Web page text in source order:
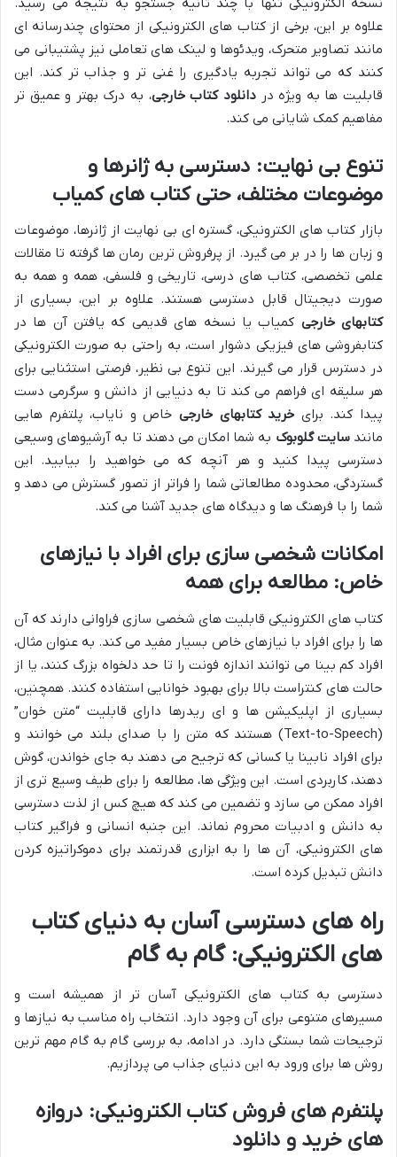
علاوه بر این، برخی از کتاب های الکترونیکی از محتوای چندرسانه ای
مانند تصاویر متحرک، ویدئوها و لینک های تعاملی نیز پشتیبانی می
کنند که می تواند تجربه یادگیری را غنی تر و جذاب تر کند. این
قابلیت ها به ویژه دردانلود کتاب خارجی، به درک بهتر و عمیق تر
مفاهیم کمک شایانی می کند.
تنوع بی نهایت: دسترسی به ژانرها و
موضوعات مختلف، حتی کتاب های کمیاب
بازار کتاب های الکترونیکی، گستره ای بی نهایت از ژانرها، موضوعات
و زبان ها را در بر می گیرد. از پرفروش ترین رمان ها گرفته تا مقالات
علمی تخصصی، کتاب های درسی، تاریخی و فلسفی، همه و همه به
صورت دیجیتال قابل دسترسی هستند. علاوه بر این، بسیاری از
کتابهای خارجی کمیاب یا نسخه های قدیمی که یافتن آن ها در
کتابفروشی های فیزیکی دشوار است، به راحتی به صورت الکترونیکی
در دسترس قرار می گیرند. این تنوع بی نظیر، فرصتی استثنایی برای
هر سلیقه ای فراهم می کند تا به دنیایی از دانش و سرگرمی دست
پیدا کند. برای خرید کتابهای خارجی خاص و نایاب، پلتفرم هایی
مانندسایت گلوبوک به شما امکان می دهند تا به آرشیوهای وسیعی
دسترسی پیدا کنید و هر آنچه که می خواهید را بیابید. این
گستردگی، محدوده مطالعاتی شما را فراتر از تصور گسترش می دهد و
شما را با فرهنگ ها و دیدگاه های جدید آشنا می کند.
امکانات شخصی سازی برای افراد با نیازهای
خاص: مطالعه برای همه
کتاب های الکترونیکی قابلیت های شخصی سازی فراوانی دارند که آن
ها را برای افراد با نیازهای خاص بسیار مفید می کند. به عنوان مثال،
افراد کم بینا می توانند اندازه فونت را تا حد دلخواه بزرگ کنند، یا از
حالت های کنتراست بالا برای بهبود خوانایی استفاده کنند. همچنین،
بسیاری از اپلیکیشن ها و ای ریدرها دارای قابلیت “متن خوان”
(Text-to-Speech) هستند که متن را با صدای بلند می خوانند و
برای افراد نابینا یا کسانی که ترجیح می دهند به جای خواندن، گوش
دهند، کاربردی است. این ویژگی ها، مطالعه را برای طیف وسیع تری از
افراد ممکن می سازد و تضمین می کند که هیچ کس از لذت دسترسی
به دانش و ادبیات محروم نماند. این جنبه انسانی و فراگیر کتاب
های الکترونیکی، آن ها را به ابزاری قدرتمند برای دموکراتیزه کردن
دانش تبدیل کرده است.
راه های دسترسی آسان به دنیای کتاب
های الکترونیکی: گام به گام
دسترسی به کتاب های الکترونیکی آسان تر از همیشه است و
مسیرهای متنوعی برای آن وجود دارد. انتخاب راه مناسب به نیازها و
ترجیحات شما بستگی دارد. در ادامه، به بررسی گام به گام مهم ترین
روش ها برای ورود به این دنیای جذاب می پردازیم.
پلتفرم های فروش کتاب الکترونیکی: دروازه
های خرید و دانلود